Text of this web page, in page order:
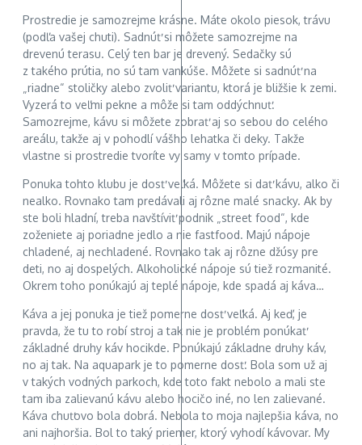
Prostredie je samozrejme krásne. Máte okolo piesok, trávu
(podľa vašej chuti). Sadnúť si môžete samozrejme na
drevenú terasu. Celý ten bar je drevený. Sedačky sú
z takého prútia, no sú tam vankúše. Môžete si sadnúť na
„riadne“ stoličky alebo zvoliť variantu, ktorá je bližšie k zemi.
Vyzerá to veľmi pekne a môže si tam oddýchnuť.
Samozrejme, kávu si môžete zobrať aj so sebou do celého
areálu, takže aj v pohodlí vášho lehatka či deky. Takže
vlastne si prostredie tvoríte vy samy v tomto prípade.
Ponuka tohto klubu je dosť veľká. Môžete si dať kávu, alko či
nealko. Rovnako tam predávali aj rôzne malé snacky. Ak by
ste boli hladní, treba navštíviť podnik „street food“, kde
zoženiete aj poriadne jedlo a nie fastfood. Majú nápoje
chladené, aj nechladené. Rovnako tak aj rôzne džúsy pre
deti, no aj dospelých. Alkoholické nápoje sú tiež rozmanité.
Okrem toho ponúkajú aj teplé nápoje, kde spadá aj káva…
Káva a jej ponuka je tiež pomerne dosť veľká. Aj keď, je
pravda, že tu to robí stroj a tak nie je problém ponúkať
základné druhy káv hocikde. Ponúkajú základne druhy káv,
no aj tak. Na aquapark je to pomerne dosť. Bola som už aj
v takých vodných parkoch, kde toto fakt nebolo a mali ste
tam iba zalievanú kávu alebo hocičo iné, no len zalievané.
Káva chuťovo bola dobrá. Nebola to moja najlepšia káva, no
ani najhoršia. Bol to taký priemer, ktorý vyhodí kávovar. My